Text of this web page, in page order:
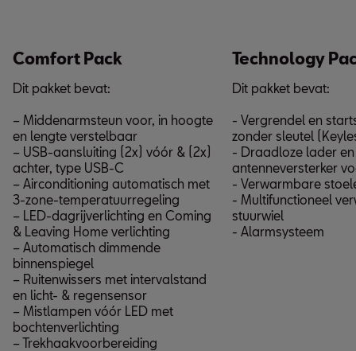
Comfort Pack
Dit pakket bevat:
– Middenarmsteun voor, in hoogte
en lengte verstelbaar
– USB-aansluiting (2x) vóór & (2x)
achter, type USB-C
– Airconditioning automatisch met
3-zone-temperatuurregeling
– LED-dagrijverlichting en Coming
& Leaving Home verlichting
– Automatisch dimmende
binnenspiegel
– Ruitenwissers met intervalstand
en licht- & regensensor
– Mistlampen vóór LED met
bochtenverlichting
– Trekhaakvoorbereiding
Technology
Dit pakket bevat:
- Vergrendel en
zonder sleutel
- Draadloze lader en
antenneversterker
- Verwarmbare
- Multifunctioneel
stuurwiel
- Alarmsysteem